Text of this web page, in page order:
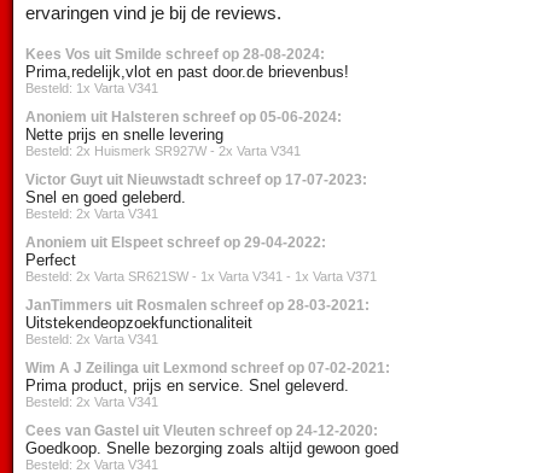
ervaringen vind je bij de reviews.
Kees Vos uit Smilde schreef op 28-08-2024:
Prima,redelijk,vlot en past door.de brievenbus!
Besteld: 1x Varta V341
Anoniem uit Halsteren schreef op 05-06-2024:
Nette prijs en snelle levering
Besteld: 2x Huismerk SR927W - 2x Varta V341
Victor Guyt uit Nieuwstadt schreef op 17-07-2023:
Snel en goed geleberd.
Besteld: 2x Varta V341
Anoniem uit Elspeet schreef op 29-04-2022:
Perfect
Besteld: 2x Varta SR621SW - 1x Varta V341 - 1x Varta V371
JanTimmers uit Rosmalen schreef op 28-03-2021:
Uitstekendeopzoekfunctionaliteit
Besteld: 2x Varta V341
Wim A J Zeilinga uit Lexmond schreef op 07-02-2021:
Prima product, prijs en service. Snel geleverd.
Besteld: 2x Varta V341
Cees van Gastel uit Vleuten schreef op 24-12-2020:
Goedkoop. Snelle bezorging zoals altijd gewoon goed
Besteld: 2x Varta V341